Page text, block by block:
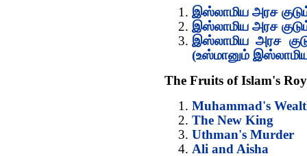
இஸ்லாமிய அரச
இஸ்லாமிய அரச
இஸ்லாமிய அரச
(உஸ்மானும்
The Fruits of Islam's
Muhammad's
The New King
Uthman's Murder
Ali and Aisha